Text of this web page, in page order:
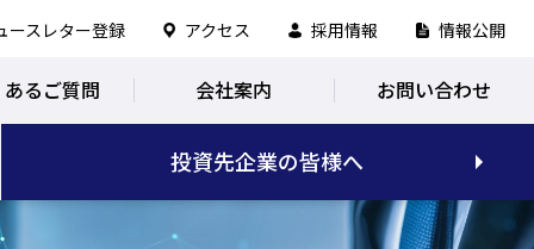
ースレター登録 アクセス 採用情報 情報公開
るご質問 会社案内 お問い合わせ
投資先企業の皆様へ